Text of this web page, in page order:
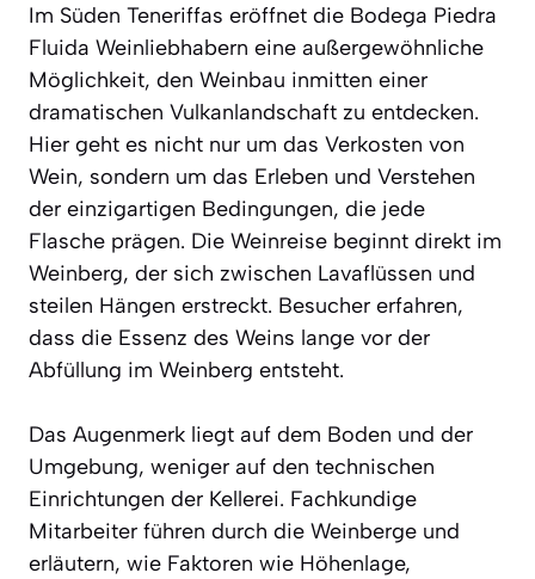
Im Süden Teneriffas eröffnet die Bodega Piedra
Fluida Weinliebhabern eine außergewöhnliche
Möglichkeit, den Weinbau inmitten einer
dramatischen Vulkanlandschaft zu entdecken.
Hier geht es nicht nur um das Verkosten von
Wein, sondern um das Erleben und Verstehen
der einzigartigen Bedingungen, die jede
Flasche prägen. Die Weinreise beginnt direkt im
Weinberg, der sich zwischen Lavaflüssen und
steilen Hängen erstreckt. Besucher erfahren,
dass die Essenz des Weins lange vor der
Abfüllung im Weinberg entsteht.
Das Augenmerk liegt auf dem Boden und der
Umgebung, weniger auf den technischen
Einrichtungen der Kellerei. Fachkundige
Mitarbeiter führen durch die Weinberge und
erläutern, wie Faktoren wie Höhenlage,